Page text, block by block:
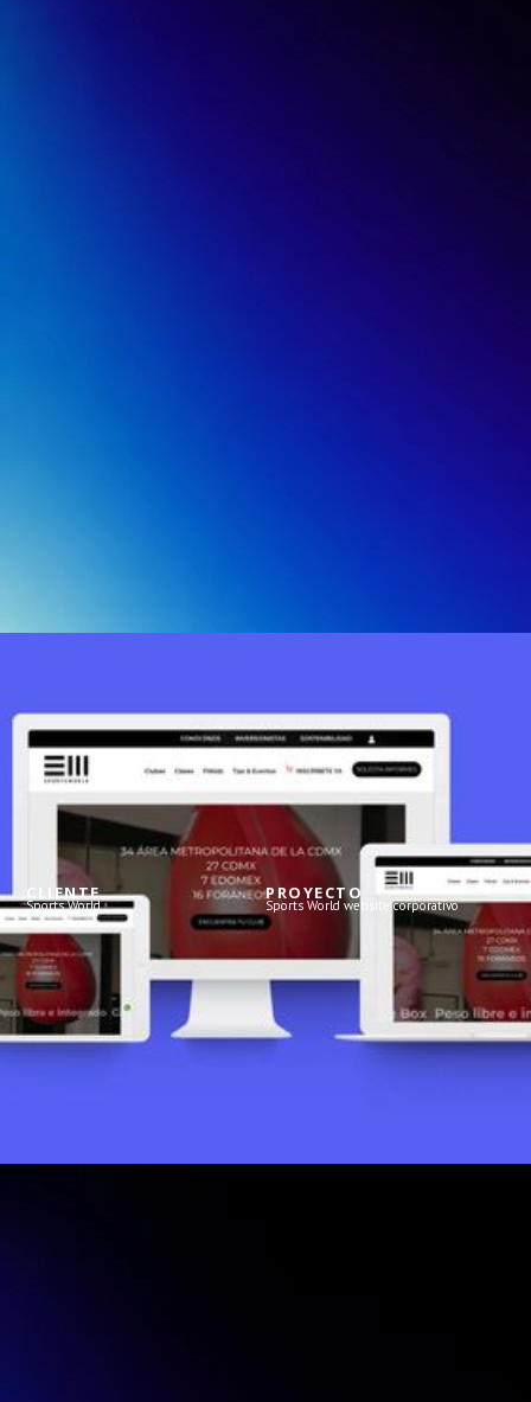
CLIENTE
Sports World
PROYECTO
Sports World website corporativo